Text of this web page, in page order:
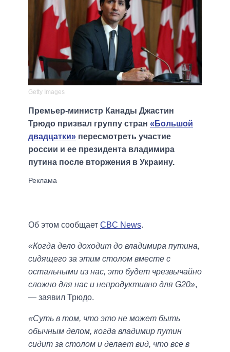
Getty Images
Премьер-министр Канады Джастин
Трюдо призвал группу стран «Большой
двадцатки» пересмотреть участие
россии и ее президента владимира
путина после вторжения в Украину.
Об этом сообщает CBC News.
«Когда дело доходит до владимира путина,
сидящего за этим столом вместе с
остальными из нас, это будет чрезвычайно
сложно для нас и непродуктивно для G20»,
— заявил Трюдо.
«Суть в том, что это не может быть
обычным делом, когда владимир путин
сидит за столом и делает вид, что все в